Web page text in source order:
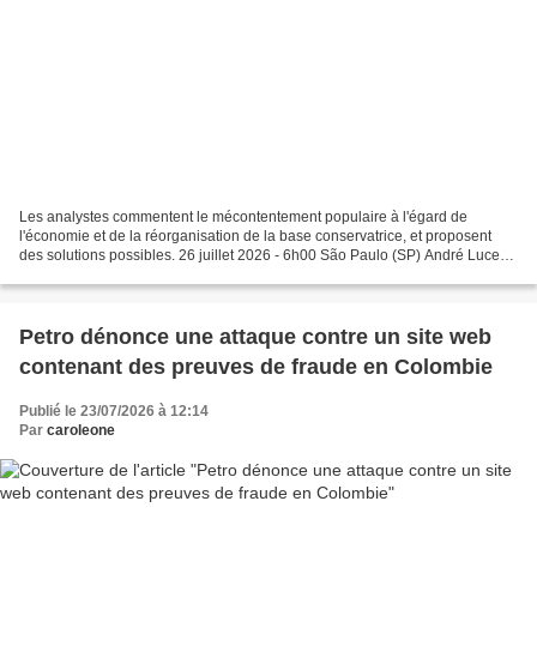
Les analystes commentent le mécontentement populaire à l'égard de
l'économie et de la réorganisation de la base conservatrice, et proposent
des solutions possibles. 26 juillet 2026 - 6h00 São Paulo (SP) André Lucena
Petro dénonce une attaque contre un site web
contenant des preuves de fraude en Colombie
Publié le 23/07/2026 à 12:14
Par caroleone